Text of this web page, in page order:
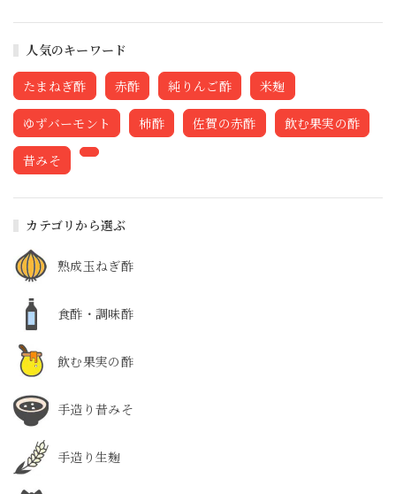
人気のキーワード
たまねぎ酢 赤酢 純りんご酢 米麹
ゆずバーモント 柿酢 佐賀の赤酢 飲む果実の酢
昔みそ
カテゴリから選ぶ
熟成玉ねぎ酢
食酢・調味酢
飲む果実の酢
手造り昔みそ
手造り生麹